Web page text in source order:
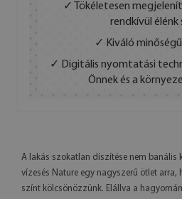
✓ Tökéletesen
rendkívül élénk
✓ Kiváló
✓ Digitális nyomtatási
Önnek és a
A lakás szokatlan díszítése nem banális
vízesés Nature egy nagyszerű ötlet arra,
színt kölcsönözzünk. Elállva a